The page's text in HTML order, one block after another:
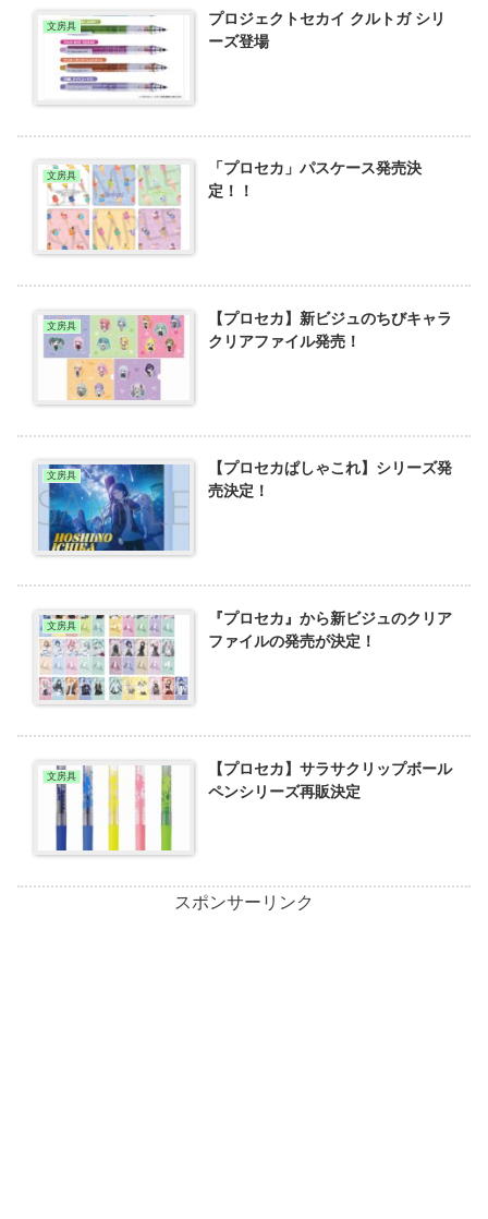
文房具
プロジェクトセカイ クルトガ シリ
ーズ登場
文房具
「プロセカ」パスケース発売決
定！！
文房具
【プロセカ】新ビジュのちびキャラ
クリアファイル発売！
文房具
【プロセカぱしゃこれ】シリーズ発
売決定！
文房具
『プロセカ』から新ビジュのクリア
ファイルの発売が決定！
文房具
【プロセカ】サラサクリップボール
ペンシリーズ再販決定
スポンサーリンク